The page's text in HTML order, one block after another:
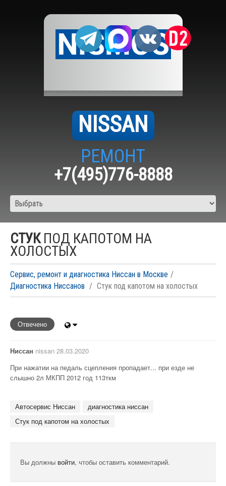
NISSAN
РЕМОНТ
+7(495)776-8888
СТУКПОД КАПОТОМ НА
ХОЛОСТЫХ
Сервис, ремонт и диагностика Ниссан в Москве
Диагностика Ниссанов
Стук под капотом на холостых
Отвечено
Ниссан nissan 28.03.2020
При нажатии на педаль сцепления пропадает... при езде не
слышно 2л МКПП 2012 год 113ткм
Автосервис Ниссан
диагностика ниссан
Стук под капотом на холостых
Вы должны войти, чтобы оставить комментарий.